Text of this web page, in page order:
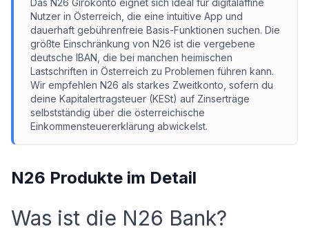
Das N26 Girokonto eignet sich ideal für digitalaffine
Nutzer in Österreich, die eine intuitive App und
dauerhaft gebührenfreie Basis-Funktionen suchen. Die
größte Einschränkung von N26 ist die vergebene
deutsche IBAN, die bei manchen heimischen
Lastschriften in Österreich zu Problemen führen kann.
Wir empfehlen N26 als starkes Zweitkonto, sofern du
deine Kapitalertragsteuer (KESt) auf Zinserträge
selbstständig über die österreichische
Einkommensteuererklärung abwickelst.
N26 Produkte im Detail
Was ist die N26 Bank?